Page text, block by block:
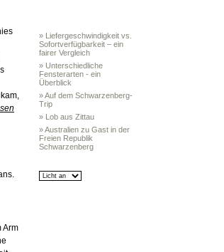
Arm
» Liefergeschwindigkeit vs.
Sofortverfügbarkeit – ein
fairer Vergleich
» Unterschiedliche
Fensterarten - ein
Überblick
» Auf dem Schwarzenberg-
Trip
» Lob aus Zittau
» Australien zu Gast in der
Freien Republik
Schwarzenberg